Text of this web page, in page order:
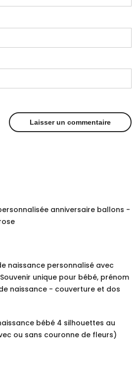
anniversaire ballons -
naissance personnalisé avec
unique pour bébé, prénom
naissance - couverture et dos
bébé 4 silhouettes au
ou sans couronne de fleurs)